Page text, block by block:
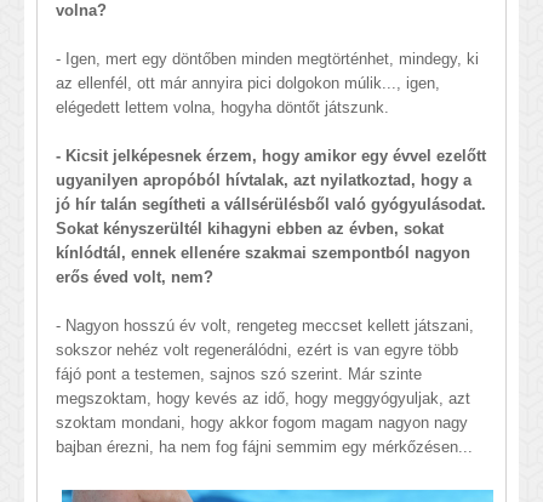
volna?
- Igen, mert egy döntőben minden megtörténhet, mindegy, ki
az ellenfél, ott már annyira pici dolgokon múlik..., igen,
elégedett lettem volna, hogyha döntőt játszunk.
- Kicsit jelképesnek érzem, hogy amikor egy évvel ezelőtt
ugyanilyen apropóból hívtalak, azt nyilatkoztad, hogy a
jó hír talán segítheti a vállsérülésből való gyógyulásodat.
Sokat kényszerültél kihagyni ebben az évben, sokat
kínlódtál, ennek ellenére szakmai szempontból nagyon
erős éved volt, nem?
- Nagyon hosszú év volt, rengeteg meccset kellett játszani,
sokszor nehéz volt regenerálódni, ezért is van egyre több
fájó pont a testemen, sajnos szó szerint. Már szinte
megszoktam, hogy kevés az idő, hogy meggyógyuljak, azt
szoktam mondani, hogy akkor fogom magam nagyon nagy
bajban érezni, ha nem fog fájni semmim egy mérkőzésen...